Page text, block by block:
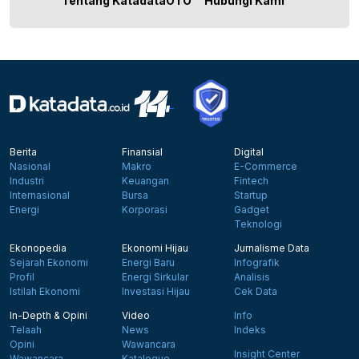
Berita
Nasional
Industri
Internasional
Energi
Finansial
Makro
Keuangan
Bursa
Korporasi
Digital
E-Commerce
Fintech
Startup
Gadget
Teknologi
Ekonopedia
Sejarah Ekonomi
Profil
Istilah Ekonomi
Ekonomi Hijau
Energi Baru
Energi Sirkular
Investasi Hijau
Jurnalisme Data
Infografik
Analisis
Cek Data
In-Depth & Opini
Telaah
Opini
Video
News
Wawancara
Info
Indeks
Insight Center